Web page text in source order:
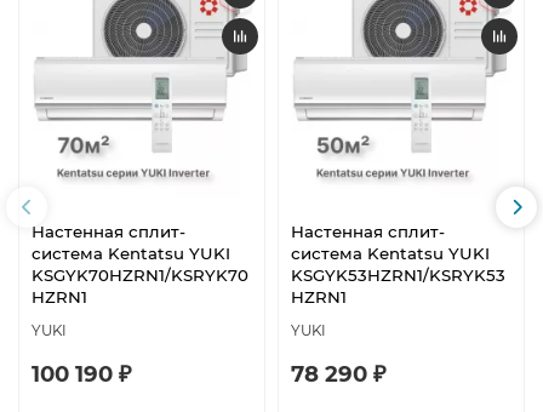
Настенная сплит-
система Kentatsu YUKI
KSGYK70HZRN1/KSRYK70
HZRN1
YUKI
100 190 ₽
Настенная сплит-
система Kentatsu YUKI
KSGYK53HZRN1/KSRYK53
HZRN1
YUKI
78 290 ₽